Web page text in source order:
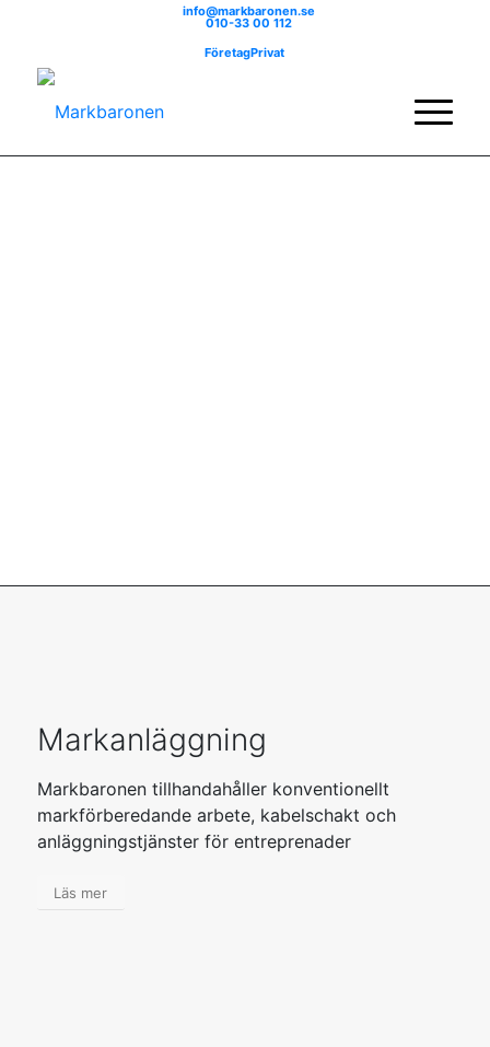
info@markbaronen.se
010-33 00 112
FöretagPrivat
Markanläggning
Markbaronen tillhandahåller konventionellt
markförberedande arbete, kabelschakt och
anläggningstjänster för entreprenader
Läs mer